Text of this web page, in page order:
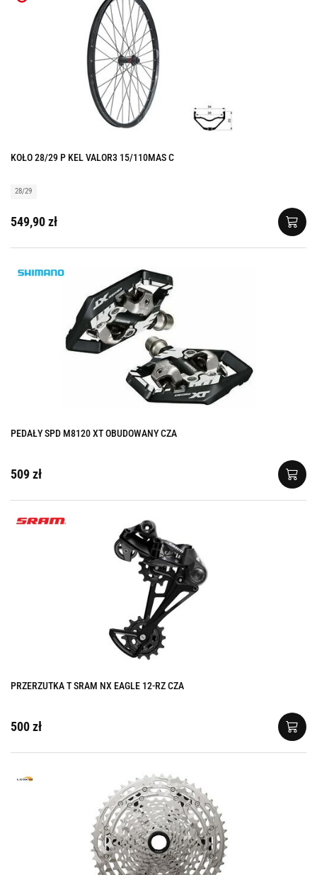
KOŁO 28/29 P KEL VALOR3 15/110MAS C
28/29
549,90 zł
PEDAŁY SPD M8120 XT OBUDOWANY CZA
509 zł
PRZERZUTKA T SRAM NX EAGLE 12-RZ CZA
500 zł